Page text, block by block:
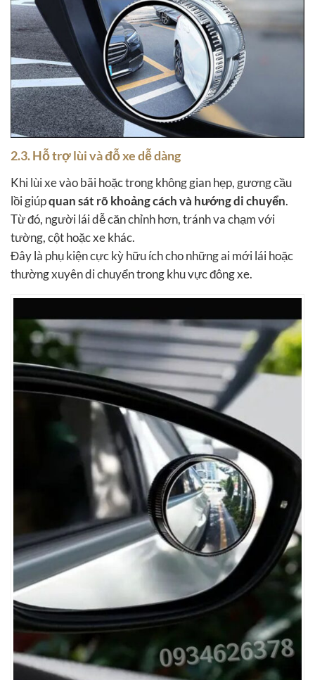
2.3. Hỗ trợ lùi và đỗ xe dễ dàng
Khi lùi xe vào bãi hoặc trong không gian hẹp, gương cầu
lồi giúpquan sát rõ khoảng cách và hướng di chuyển.
Từ đó, người lái dễ căn chỉnh hơn, tránh va chạm với
tường, cột hoặc xe khác.
Đây là phụ kiện cực kỳ hữu ích cho những ai mới lái hoặc
thường xuyên di chuyển trong khu vực đông xe.